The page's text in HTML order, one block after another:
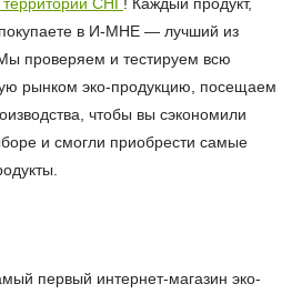
в И-МНЕ — лучший из
проверяем и тестируем всю
рынком эко-продукцию, посещаем
чтобы вы сэкономили
и смогли приобрести самые
первый интернет-магазин эко-